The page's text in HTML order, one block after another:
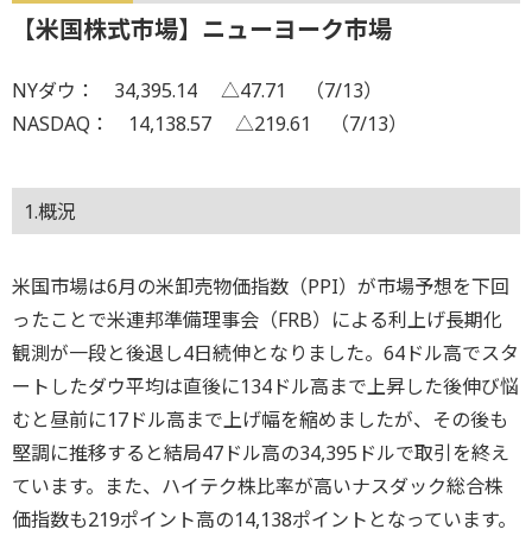
【米国株式市場】ニューヨーク市場
NYダウ： 34,395.14 △47.71 （7/13）
NASDAQ： 14,138.57 △219.61 （7/13）
1.概況
米国市場は6月の米卸売物価指数（PPI）が市場予想を下回
ったことで米連邦準備理事会（FRB）による利上げ長期化
観測が一段と後退し4日続伸となりました。64ドル高でスタ
ートしたダウ平均は直後に134ドル高まで上昇した後伸び悩
むと昼前に17ドル高まで上げ幅を縮めましたが、その後も
堅調に推移すると結局47ドル高の34,395ドルで取引を終え
ています。また、ハイテク株比率が高いナスダック総合株
価指数も219ポイント高の14,138ポイントとなっています。